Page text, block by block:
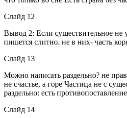
Слайд 12
Вывод 2: Если существительное не
пишется слитно. не в них- часть
Слайд 13
Можно написать раздельно? не
не счастье, а горе Частица не с
раздельно: есть противопоставление
Слайд 14